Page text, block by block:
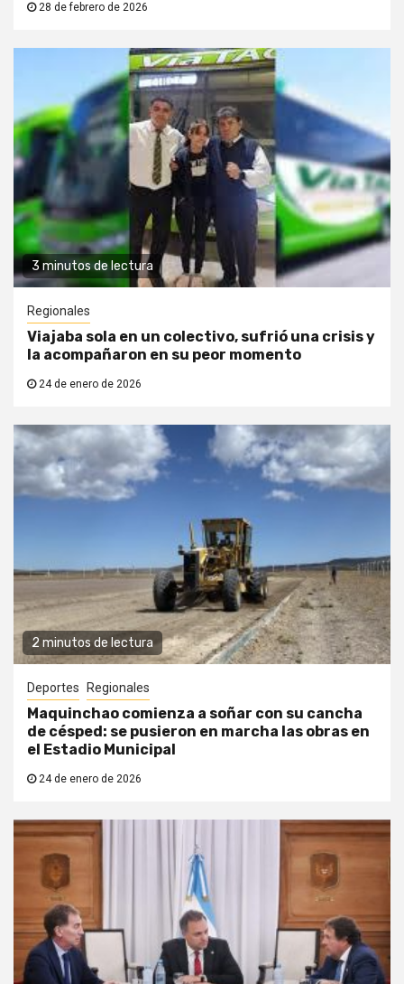
28 de febrero de 2026
3 minutos de lectura
Regionales
Viajaba sola en un colectivo, sufrió una crisis y
la acompañaron en su peor momento
24 de enero de 2026
2 minutos de lectura
Deportes Regionales
Maquinchao comienza a soñar con su cancha
de césped: se pusieron en marcha las obras en
el Estadio Municipal
24 de enero de 2026